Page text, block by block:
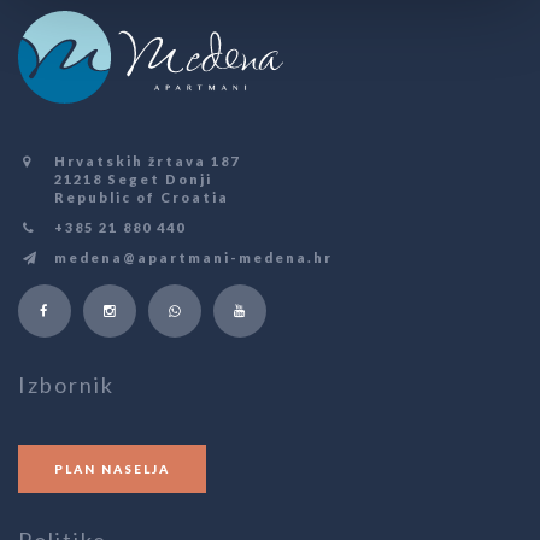
Hrvatskih žrtava 187
21218 Seget Donji
Republic of Croatia
+385 21 880 440
medena@apartmani-medena.hr
Izbornik
PLAN NASELJA